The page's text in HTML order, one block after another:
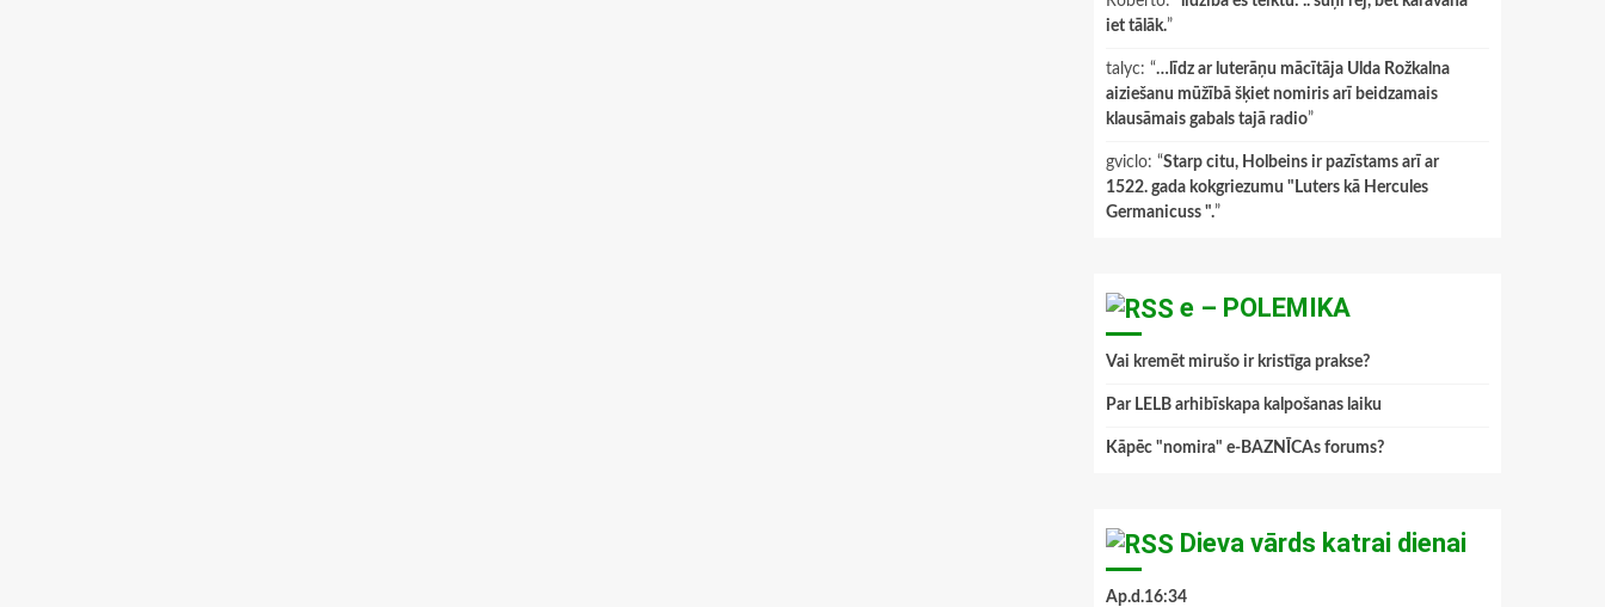
iet tālāk.”
talyc: “…līdz ar luterāņu mācītāja Ulda Rožkalna
aiziešanu mūžībā šķiet nomiris arī beidzamais
klausāmais gabals tajā radio”
gviclo: “Starp citu, Holbeins ir pazīstams arī ar
1522. gada kokgriezumu "Luters kā Hercules
Germanicuss ".”
e – POLEMIKA
Vai kremēt mirušo ir kristīga prakse?
Par LELB arhibīskapa kalpošanas laiku
Kāpēc "nomira" e-BAZNĪCAs forums?
Dieva vārds katrai dienai
Ap.d.16:34